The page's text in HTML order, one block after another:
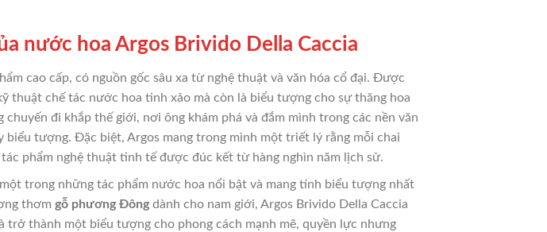
nước hoa Argos Brivido Della Caccia
cao cấp, có nguồn gốc sâu xa từ nghệ thuật và văn hóa cổ đại. Được
thuật chế tác nước hoa tinh xảo mà còn là biểu tượng cho sự thăng hoa
đi khắp thế giới, nơi ông khám phá và đắm mình trong các nền văn
tượng. Đặc biệt, Argos mang trong mình một triết lý rằng mỗi chai
phẩm nghệ thuật tinh tế được đúc kết từ hàng nghìn năm lịch sử.
trong những tác phẩm nước hoa nổi bật và mang tính biểu tượng nhất
thơm gỗ phương Đôngdành cho nam giới, Argos Brivido Della Caccia
thành một biểu tượng cho phong cách mạnh mẽ, quyền lực nhưng